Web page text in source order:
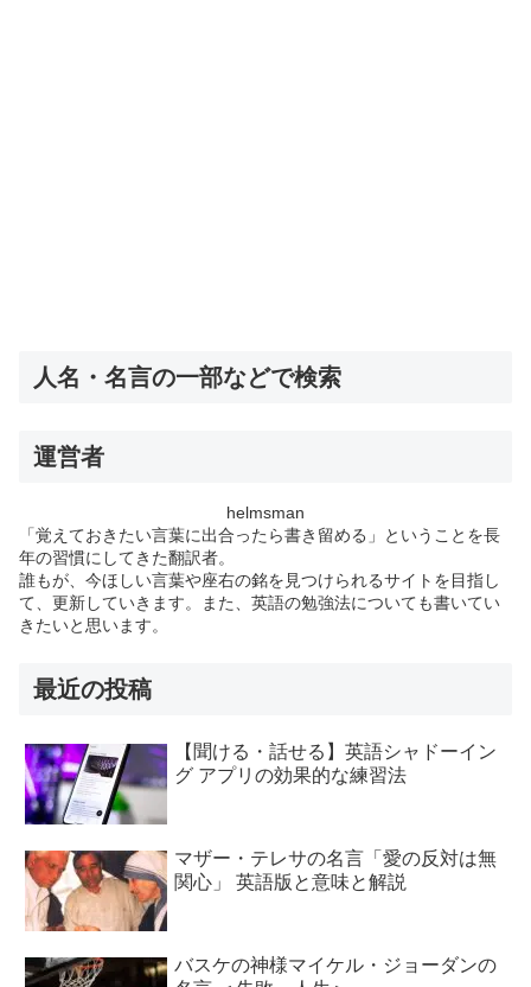
人名・名言の一部などで検索
運営者
helmsman
「覚えておきたい言葉に出合ったら書き留める」ということを長
年の習慣にしてきた翻訳者。
誰もが、今ほしい言葉や座右の銘を見つけられるサイトを目指し
て、更新していきます。また、英語の勉強法についても書いてい
きたいと思います。
最近の投稿
【聞ける・話せる】英語シャドーイン
グ アプリの効果的な練習法
マザー・テレサの名言「愛の反対は無
関心」 英語版と意味と解説
バスケの神様マイケル・ジョーダンの